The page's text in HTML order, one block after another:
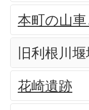
本町の山
旧利根川
花崎遺跡